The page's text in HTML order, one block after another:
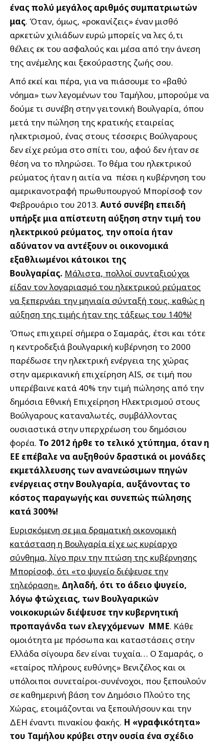
ένας πολύ μεγάλος αριθμός συμπατριωτών
μας. Όταν, όμως, «ροκανίζεις» έναν μισθό
αρκετών χιλιάδων ευρώ μπορείς να λες ό,τι
θέλεις εκ του ασφαλούς και μέσα από την άνεση
της ανέμελης και ξεκούραστης ζωής σου.
Από εκεί και πέρα, για να πιάσουμε το «βαθύ
νόημα» των λεγομένων του Ταμήλου, μπορούμε να
δούμε τι συνέβη στην γειτονική Βουλγαρία, όπου
μετά την πώληση της κρατικής εταιρείας
ηλεκτρισμού, ένας στους τέσσερις Βούλγαρους
δεν είχε ρεύμα στο σπίτι του, αφού δεν ήταν σε
θέση να το πληρώσει. Το θέμα του ηλεκτρικού
ρεύματος ήταν η αιτία να πέσει η κυβέρνηση του
αμερικανοτραφή πρωθυπουργού Μπορίσοφ τον
Φεβρουάριο του 2013. Αυτό συνέβη επειδή
υπήρξε μια απίστευτη αύξηση στην τιμή του
ηλεκτρικού ρεύματος, την οποία ήταν
αδύνατον να αντέξουν οι οικονομικά
εξαθλιωμένοι κάτοικοι της
Βουλγαρίας. Μάλιστα, πολλοί συνταξιούχοι
είδαν τον λογαριασμό του ηλεκτρικού ρεύματος
να ξεπερνάει την μηνιαία σύνταξή τους, καθώς η
αύξηση της τιμής ήταν της τάξεως του 140%!
Όπως επιχειρεί σήμερα ο Σαμαράς, έτσι και τότε
η κεντροδεξιά βουλγαρική κυβέρνηση το 2000
παρέδωσε την ηλεκτρική ενέργεια της χώρας
στην αμερικανική επιχείρηση AIS, σε τιμή που
υπερέβαινε κατά 40% την τιμή πώλησης από την
δημόσια Εθνική Επιχείρηση Ηλεκτρισμού στους
Βούλγαρους καταναλωτές, συμβάλλοντας
ουσιαστικά στην υπερχρέωση του δημόσιου
φορέα. Το 2012 ήρθε το τελικό χτύπημα, όταν η
ΕΕ επέβαλε να αυξηθούν δραστικά οι μονάδες
εκμετάλλευσης των ανανεώσιμων πηγών
ενέργειας στην Βουλγαρία, αυξάνοντας το
κόστος παραγωγής και συνεπώς πώλησης
κατά 300%!
Ευρισκόμενη σε μια δραματική οικονομική
κατάσταση η Βουλγαρία είχε ως κυρίαρχο
σύνθημα, λίγο πριν την πτώση της κυβέρνησης
Μπορίσοφ, ότι «το ψυγείο διέψευσε την
τηλεόραση». Δηλαδή, ότι το άδειο ψυγείο,
λόγω φτώχειας, των Βουλγαρικών
νοικοκυριών διέψευσε την κυβερνητική
προπαγάνδα των ελεγχόμενων ΜΜΕ. Κάθε
ομοιότητα με πρόσωπα και καταστάσεις στην
Ελλάδα σίγουρα δεν είναι τυχαία… Ο Σαμαράς, ο
«εταίρος πλήρους ευθύνης» Βενιζέλος και οι
υπόλοιποι συνεταίροι-συνένοχοι, που ξεπουλούν
σε καθημερινή βάση τον Δημόσιο Πλούτο της
Χώρας, ετοιμάζονται να ξεπουλήσουν και την
ΔΕΗ έναντι πινακίου φακής. Η «γραφικότητα»
του Ταμήλου κρύβει στην ουσία ένα σχέδιο